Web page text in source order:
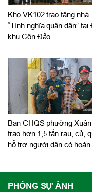
Kho VK102 trao tặng nhà
“Tình nghĩa quân dân” tại
khu Côn Đảo
Ban CHQS phường
trao hơn 1,5 tấn rau, củ,
hỗ trợ người dân có hoàn
PHÓNG SỰ ẢNH